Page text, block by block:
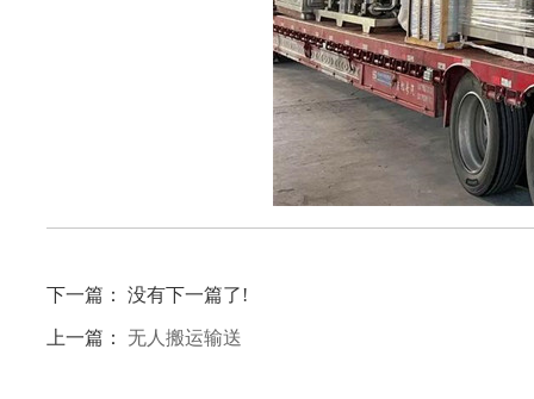
下一篇： 没有下一篇了!
上一篇： 无人搬运输送